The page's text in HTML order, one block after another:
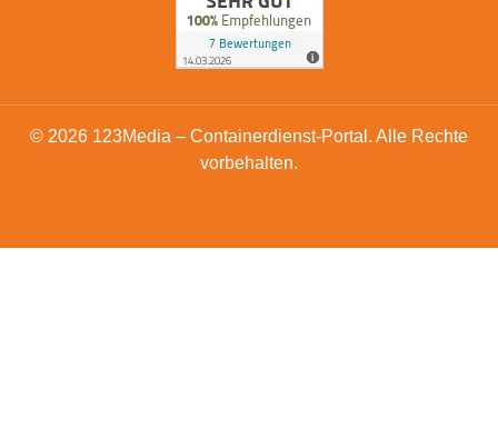
© 2026 123Media – Containerdienst-Portal. Alle Rechte
vorbehalten.